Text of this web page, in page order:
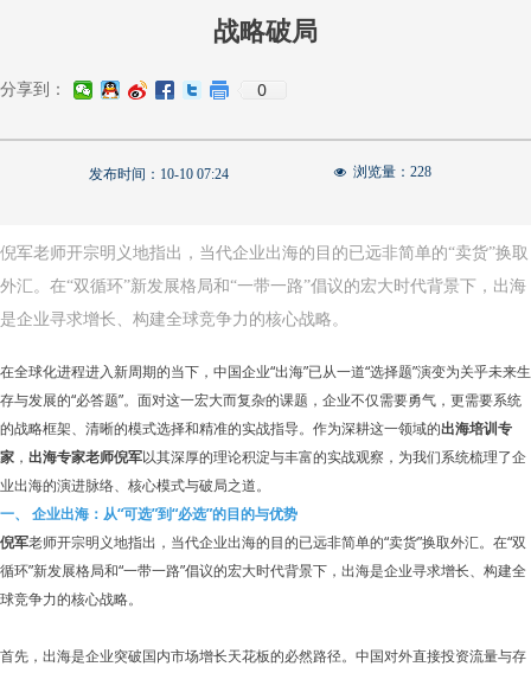
战略破局
发布时间： 10-10 07:24 넶 浏览量： 228
分享到： 0
倪军老师开宗明义地指出，当代企业出海的目的已远非简单的“卖货”换取
外汇。在“双循环”新发展格局和“一带一路”倡议的宏大时代背景下，出海
是企业寻求增长、构建全球竞争力的核心战略。
在全球化进程进入新周期的当下，中国企业“出海”已从一道“选择题”演变为关乎未来生
存与发展的“必答题”。面对这一宏大而复杂的课题，企业不仅需要勇气，更需要系统
的战略框架、清晰的模式选择和精准的实战指导。作为深耕这一领域的出海培训专
家 ， 出海专家老师倪军以其深厚的理论积淀与丰富的实战观察，为我们系统梳理了企
业出海的演进脉络、核心模式与破局之道。
一、 企业出海：从“可选”到“必选”的目的与优势
倪军老师开宗明义地指出，当代企业出海的目的已远非简单的“卖货”换取外汇。在“双
循环”新发展格局和“一带一路”倡议的宏大时代背景下，出海是企业寻求增长、构建全
球竞争力的核心战略。
首先，出海是企业突破国内市场增长天花板的必然路径。中国对外直接投资流量与存